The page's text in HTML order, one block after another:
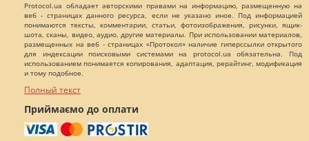
Protocol.ua обладает авторскими правами на информацию, размещенную на
веб - страницах данного ресурса, если не указано иное. Под информацией
понимаются тексты, комментарии, статьи, фотоизображения, рисунки, ящик-
шота, сканы, видео, аудио, другие материалы. При использовании материалов,
размещенных на веб - страницах «Протокол» наличие гиперссылки открытого
для индексации поисковыми системами на protocol.ua обязательна. Под
использованием понимается копирования, адаптация, рерайтинг, модификация
и тому подобное.
Полный текст
Приймаємо до оплати